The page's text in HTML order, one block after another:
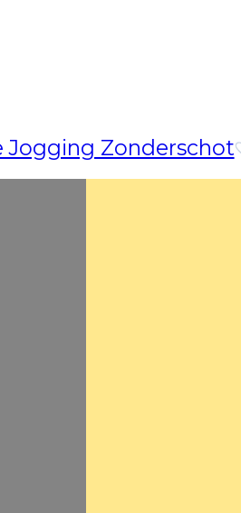
Jogging Zonderschot